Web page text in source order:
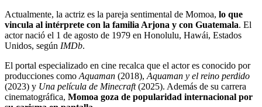
Actualmente, la actriz es la pareja sentimental de Momoa, lo que
vincula al intérprete con la familia Arjona y con Guatemala. El
actor nació el 1 de agosto de 1979 en Honolulu, Hawái, Estados
Unidos, según IMDb.
El portal especializado en cine recalca que el actor es conocido por
producciones como Aquaman (2018), Aquaman y el reino perdido
(2023) y Una película de Minecraft(2025). Además de su carrera
cinematográfica, Momoa goza de popularidad internacional por